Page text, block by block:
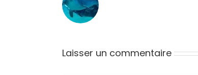
Laisser un commentaire